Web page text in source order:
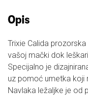
Opis
Trixie Calida
vašoj mački dok
Specijalno je
uz pomoć umetka koji
Navlaka ležaljke je od